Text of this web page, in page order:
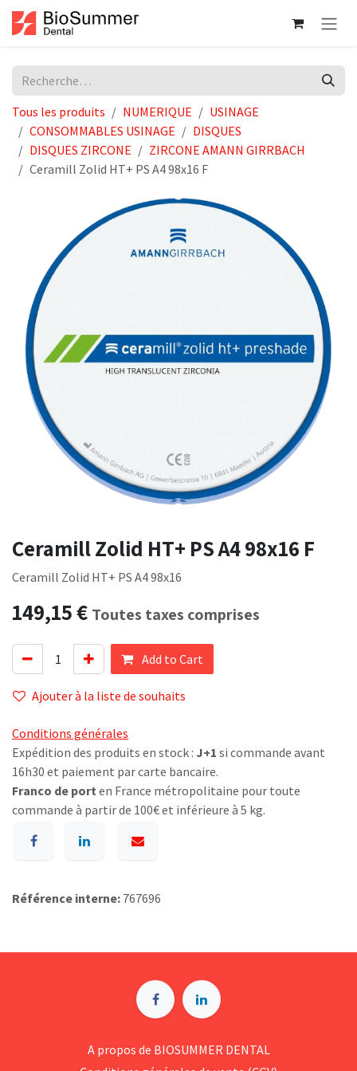
Se rendre au contenu
Tous les produits NUMERIQUE
USINAGE
CONSOMMABLES USINAGE
DISQUES
DISQUES ZIRCONE
ZIRCONE AMANN GIRRBACH
Ceramill Zolid HT+ PS A4 98x16 F
Ceramill Zolid HT+ PS A4 98x16 F
Ceramill Zolid HT+ PS A4 98x16
149,15€ Toutes taxes comprises
Add to Cart
Ajouter à la liste de souhaits
Conditions générales
Expédition des produits en stock : J+1 si commande avant
16h30 et paiement par carte bancaire.
Franco de port en France métropolitaine pour toute
commande à partir de 100€ et inférieure à 5 kg.
Référence interne: 767696
A p​ropos de BIOSUMMER DENTAL